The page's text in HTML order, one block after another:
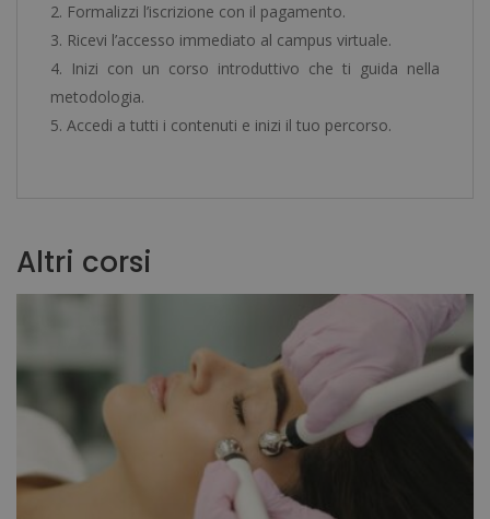
Formalizzi l’iscrizione con il pagamento.
Ricevi l’accesso immediato al campus virtuale.
Inizi con un corso introduttivo che ti guida nella
metodologia.
Accedi a tutti i contenuti e inizi il tuo percorso.
Altri corsi